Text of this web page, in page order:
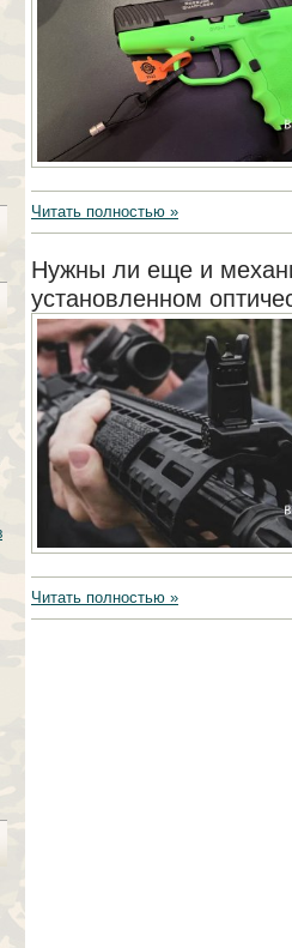
Читать полностью »
Нужны ли еще и
установленном
Читать полностью »